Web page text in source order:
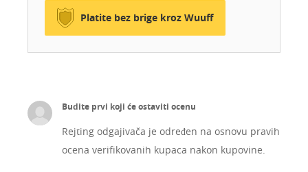
Platite bez brige kroz Wuuff
Budite prvi koji će ostaviti ocenu
Rejting odgajivača je određen na osnovu pravih
ocena verifikovanih kupaca nakon kupovine.